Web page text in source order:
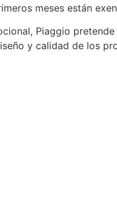
meses están
Piaggio
y calidad de los